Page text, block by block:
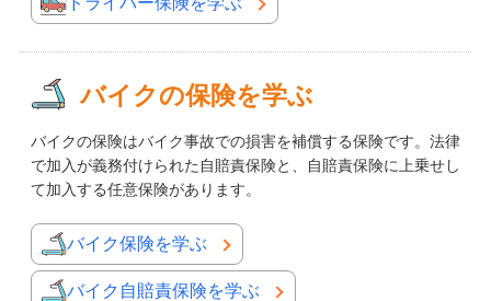
バイクの保険を学ぶ
バイクの保険はバイク事故での損害を補償する保険です。法律
で加入が義務付けられた自賠責保険と、自賠責保険に上乗せし
て加入する任意保険があります。
バイク保険を学ぶ
バイク自賠責保険を学ぶ